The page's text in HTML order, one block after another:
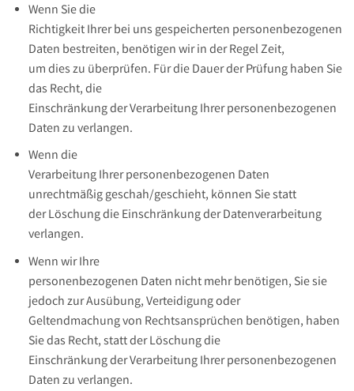
Wenn Sie die
Richtigkeit Ihrer bei uns gespeicherten personenbezogenen
Daten bestreiten, benötigen wir in der Regel Zeit,
um dies zu überprüfen. Für die Dauer der Prüfung haben Sie
das Recht, die
Einschränkung der Verarbeitung Ihrer personenbezogenen
Daten zu verlangen.
Wenn die
Verarbeitung Ihrer personenbezogenen Daten
unrechtmäßig geschah/geschieht, können Sie statt
der Löschung die Einschränkung der Datenverarbeitung
verlangen.
Wenn wir Ihre
personenbezogenen Daten nicht mehr benötigen, Sie sie
jedoch zur Ausübung, Verteidigung oder
Geltendmachung von Rechtsansprüchen benötigen, haben
Sie das Recht, statt der Löschung die
Einschränkung der Verarbeitung Ihrer personenbezogenen
Daten zu verlangen.